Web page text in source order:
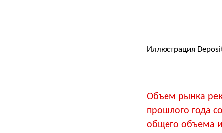
Иллюстрация
Объем рынка
прошлого года
общего объема